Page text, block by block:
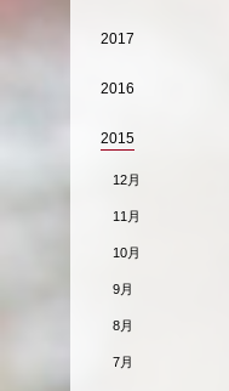
2017
2016
2015
12月
11月
10月
9月
8月
7月